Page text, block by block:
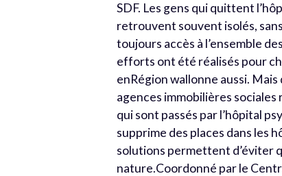
SDF. Les gens qui quittent
retrouvent souvent isolés,
toujours accès à l’ensemble
efforts ont été réalisés pour
enRégion wallonne aussi.
agences immobilières
qui sont passés par l’hôpital
supprime des places dans les
solutions permettent d’éviter
nature.Coordonné par le